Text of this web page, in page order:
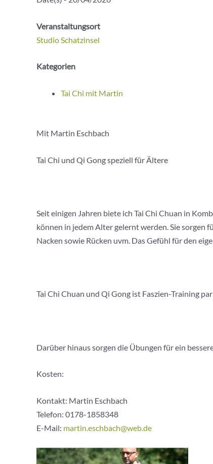
Veranstaltungsort
Studio Schatzinsel
Kategorien
Tai Chi mit Martin
Mit Martin Eschbach
Tai Chi und Qi Gong speziell für Ältere
Seit einigen Jahren biete ich Tai Chi Chuan in
können in jedem Alter gelernt werden. Sie sorgen
Nacken sowie Rücken uvm. Das Gefühl für den
Tai Chi Chuan und Qi Gong ist Faszien-Training
Darüber hinaus sorgen die Übungen für ein
Kosten:
Kontakt: Martin Eschbach
Telefon: 0178-1858348
E-Mail: martin.eschbach@web.de